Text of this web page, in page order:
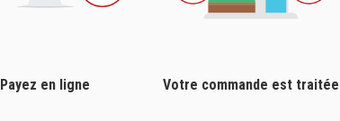
Payez en ligne Votre commande est traitée